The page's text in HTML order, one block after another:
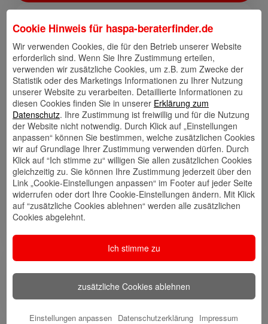
Links
Kontakt
speichern
Walletkarte
hinzufügen
Rückrufwunsch
Website
🎊 Haspa-
Veranstaltungen
🎯 Service-
Center
🎁 Kunden
werben
Meine Qualifikation
Bankfachwirtin
Cookie Hinweis für haspa-beraterfinder.de
Wir verwenden Cookies, die für den Betrieb unserer Website
erforderlich sind. Wenn Sie Ihre Zustimmung erteilen,
verwenden wir zusätzliche Cookies, um z.B. zum Zwecke der
Statistik oder des Marketings Informationen zu Ihrer Nutzung
unserer Website zu verarbeiten. Detaillierte Informationen zu
diesen Cookies finden Sie in unserer Erklärung zum
Datenschutz. Ihre Zustimmung ist freiwillig und für die Nutzung
der Website nicht notwendig. Durch Klick auf „Einstellungen
anpassen“ können Sie bestimmen, welche zusätzlichen Cookies
wir auf Grundlage Ihrer Zustimmung verwenden dürfen. Durch
Klick auf “Ich stimme zu“ willigen Sie allen zusätzlichen Cookies
gleichzeitig zu. Sie können Ihre Zustimmung jederzeit über den
Link „Cookie-Einstellungen anpassen“ im Footer auf jeder Seite
widerrufen oder dort Ihre Cookie-Einstellungen ändern. Mit Klick
auf “zusätzliche Cookies ablehnen“ werden alle zusätzlichen
Cookies abgelehnt.
Ich stimme zu
zusätzliche Cookies ablehnen
Einstellungen anpassen Datenschutzerklärung Impressum